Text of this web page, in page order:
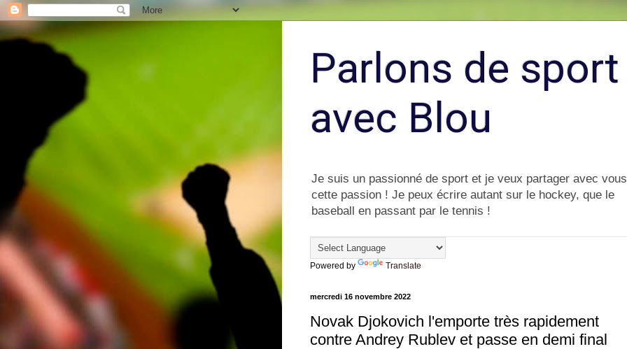
Parlons de sport
avec Blou
Je suis un passionné de sport et je veux partager avec vous
cette passion ! Je peux écrire autant sur le hockey, que le
baseball en passant par le tennis !
Powered by Translate
mercredi 16 novembre 2022
Novak Djokovich l'emporte très rapidement
contre Andrey Rublev et passe en demi final